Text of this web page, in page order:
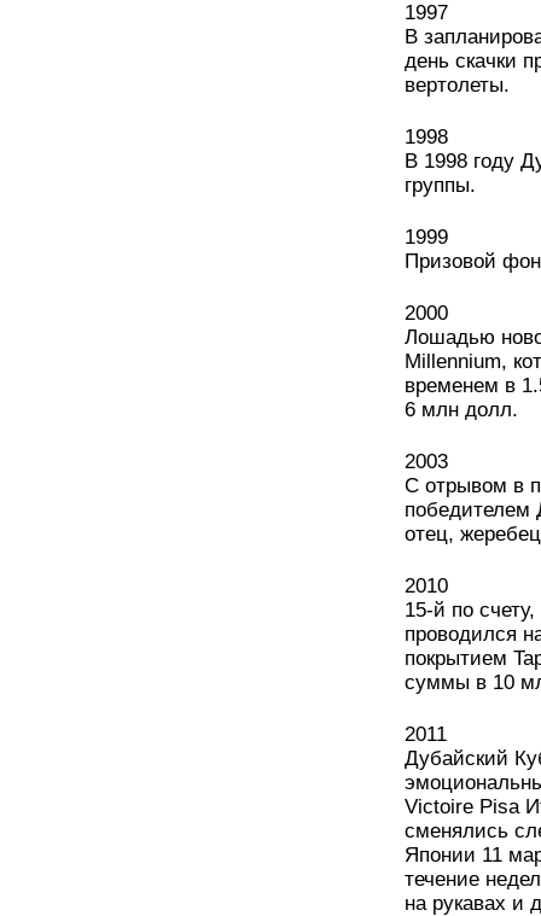
1997
В
день скачки
вертолеты.
1998
В 1998 году
группы.
1999
Призовой
2000
Лошадью
Millennium,
временем в
6 млн долл.
2003
С отрывом в
победителем
отец,
2010
15-й по
проводился
покрытием
суммы в 10
2011
Дубайский
Victoire Pisa
сменялись
Японии 11
течение
на рукавах и